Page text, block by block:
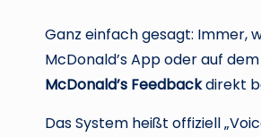
Ganz einfach gesagt: Immer,
McDonald’s App oder auf
McDonald’s Feedbackdirekt
Das System heißt offiziell